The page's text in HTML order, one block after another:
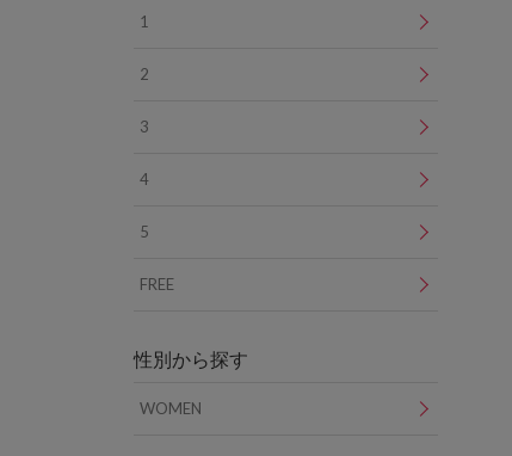
1
2
3
4
5
FREE
性別から探す
WOMEN